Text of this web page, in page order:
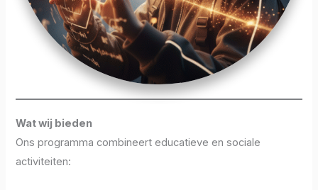
Wat wij bieden
Ons programma combineert educatieve en sociale
activiteiten: